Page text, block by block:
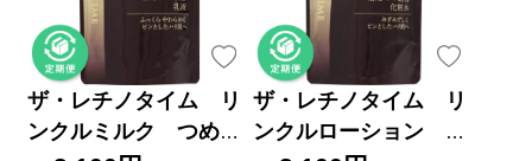
ザ・レチノタイム リ
ンクルミルク つめか
ザ・レチノタイム リ
ンクルローション リ